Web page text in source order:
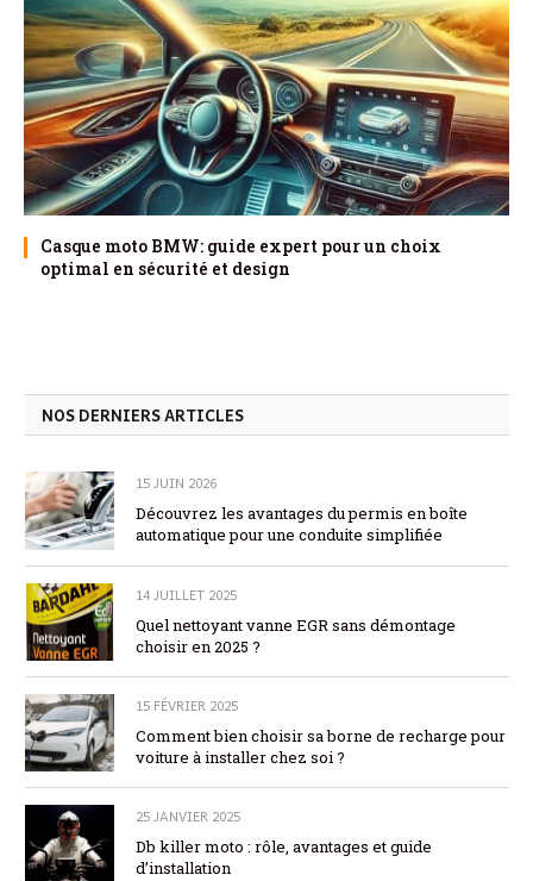
Casque moto BMW: guide expert pour un choix
optimal en sécurité et design
NOS DERNIERS ARTICLES
15 JUIN 2026
Découvrez les avantages du permis en boîte
automatique pour une conduite simplifiée
14 JUILLET 2025
Quel nettoyant vanne EGR sans démontage
choisir en 2025 ?
15 FÉVRIER 2025
Comment bien choisir sa borne de recharge pour
voiture à installer chez soi ?
25 JANVIER 2025
Db killer moto : rôle, avantages et guide
d’installation